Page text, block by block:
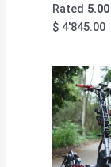
Rated 5.00
$ 4'845.00